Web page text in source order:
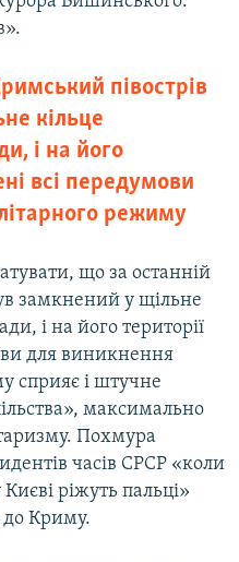
півострів
кільце
і на його
всі передумови
режиму
що за останній
замкнений у щільне
і на його території
для виникнення
сприяє і штучне
максимально
Похмура
часів СРСР «коли
ріжуть пальці»
до Криму.